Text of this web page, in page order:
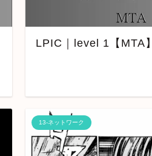
LPIC｜level 1【MTA】
13-ネットワーク